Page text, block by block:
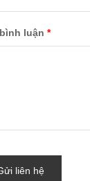
luận *
liên hệ